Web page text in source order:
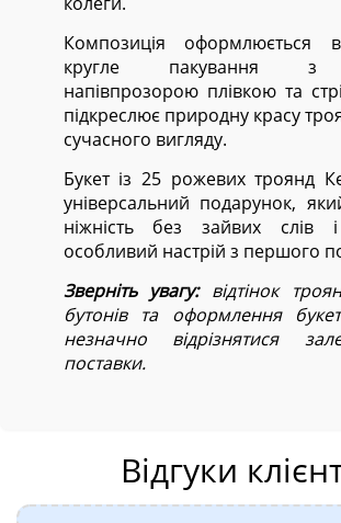
Композиція оформлюється
кругле пакування з
напівпрозорою плівкою та
підкреслює природну красу
сучасного вигляду.
Букет із 25 рожевих троянд
універсальний подарунок,
ніжність без зайвих слів
особливий настрій з першого
Зверніть увагу:відтінок
бутонів та оформлення
незначно відрізнятися
поставки.
Відгуки